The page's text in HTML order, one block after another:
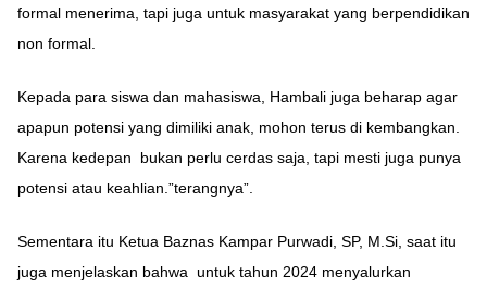
formal menerima, tapi juga untuk masyarakat yang berpendidikan
non formal.
Kepada para siswa dan mahasiswa, Hambali juga beharap agar
apapun potensi yang dimiliki anak, mohon terus di kembangkan.
Karena kedepan bukan perlu cerdas saja, tapi mesti juga punya
potensi atau keahlian.”terangnya”.
Sementara itu Ketua Baznas Kampar Purwadi, SP, M.Si, saat itu
juga menjelaskan bahwa untuk tahun 2024 menyalurkan